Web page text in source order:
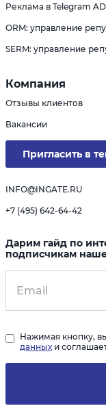
Реклама в Telegram
ORM: управление
SERM: управление
Компания
Отзывы клиентов
Вакансии
Пригласить в
INFO@INGATE.RU
+7 (495) 642-64-42
Дарим гайд по
подписчикам
Нажимая кнопку,
данных и